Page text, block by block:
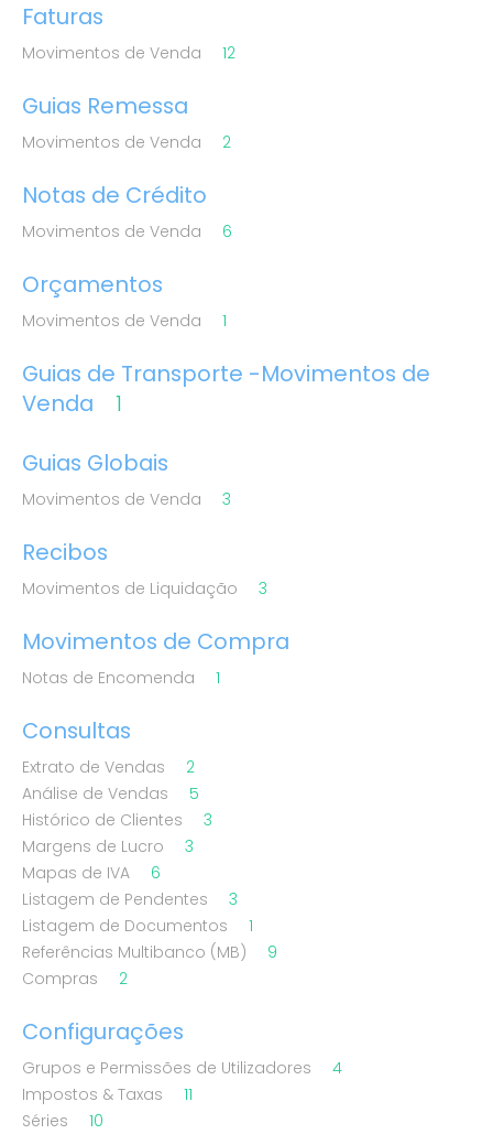
Faturas
Movimentos de Venda 12
Guias Remessa
Movimentos de Venda 2
Notas de Crédito
Movimentos de Venda 6
Orçamentos
Movimentos de Venda 1
Guias de Transporte -Movimentos de
Venda
1
Guias Globais
Movimentos de Venda 3
Recibos
Movimentos de Liquidação 3
Movimentos de Compra
Notas de Encomenda 1
Consultas
Extrato de Vendas
2
Análise de Vendas
5
Histórico de Clientes
3
Margens de Lucro
3
Mapas de IVA
6
Listagem de Pendentes
3
Listagem de Documentos
1
Referências Multibanco (MB)
9
Compras
2
Configurações
Grupos e Permissões de Utilizadores
4
Impostos & Taxas
11
Séries
10